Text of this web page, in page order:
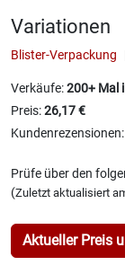
Variationen
Blister-Verpackung
Verkäufe:200+ Mal
Preis:26,17 €
Kundenrezensionen:
Prüfe über den
(Zuletzt aktualisiert
Aktueller Preis